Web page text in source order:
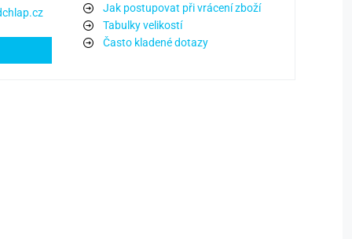
Jak postupovat při vrácení zboží
Tabulky velikostí
Často kladené dotazy